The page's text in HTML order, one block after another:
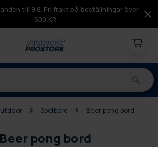
till 9.8. Fri frakt på beställningar över
500 KR
Spelbord Beer pong bord
Beer pong bord